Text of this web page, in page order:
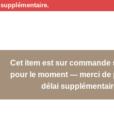
supplémentaire.
Cet item est sur commande
pour le moment — merci de
délai